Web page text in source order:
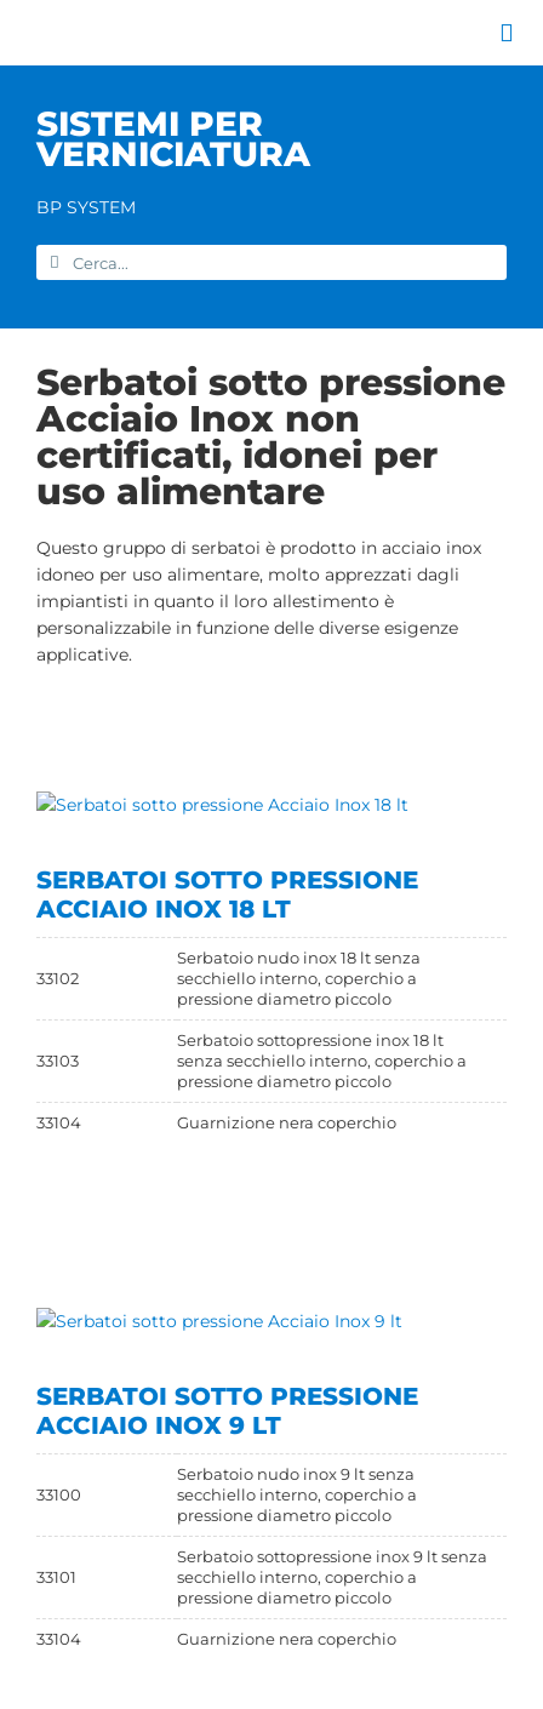
contenuto
SISTEMI PER
VERNICIATURA
BP SYSTEM
Cerca
per:
Serbatoi sotto pressione
Acciaio Inox non
certificati, idonei per
uso alimentare
Questo gruppo di serbatoi è prodotto in acciaio inox
idoneo per uso alimentare, molto apprezzati dagli
impiantisti in quanto il loro allestimento è
personalizzabile in funzione delle diverse esigenze
applicative.
SERBATOI SOTTO PRESSIONE
ACCIAIO INOX 18 LT
33102
Serbatoio nudo inox 18 lt senza
secchiello interno, coperchio a
pressione diametro piccolo
33103
Serbatoio sottopressione inox 18 lt
senza secchiello interno, coperchio a
pressione diametro piccolo
33104 Guarnizione nera coperchio
SERBATOI SOTTO PRESSIONE
ACCIAIO INOX 9 LT
33100
Serbatoio nudo inox 9 lt senza
secchiello interno, coperchio a
pressione diametro piccolo
33101
Serbatoio sottopressione inox 9 lt senza
secchiello interno, coperchio a
pressione diametro piccolo
33104 Guarnizione nera coperchio